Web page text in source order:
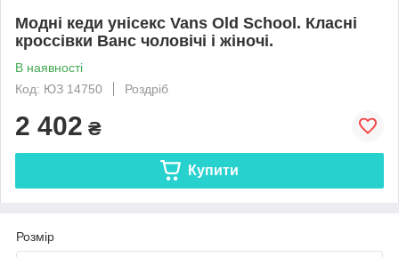
Модні кеди унісекс Vans Old School. Класні
кроссівки Ванс чоловічі і жіночі.
В наявності
Код: ЮЗ 14750
Роздріб
2 402 ₴
Купити
Розмір